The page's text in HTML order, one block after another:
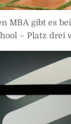
MBA gibt es
– Platz drei